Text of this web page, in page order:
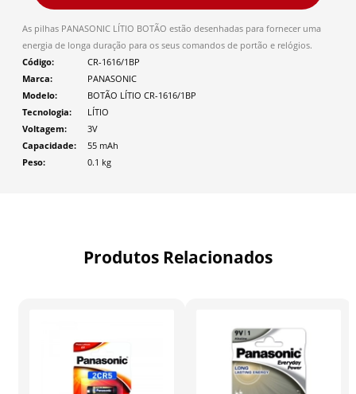
As pilhas PANASONIC LÍTIO BOTÃO estão desenhadas para fornecer uma
energia de longa duração para os seus comandos de portão e relógios.
Código
CR-1616/1BP
Marca
PANASONIC
Modelo
BOTÃO LÍTIO CR-1616/1BP
Tecnologia
LÍTIO
Voltagem
3V
Capacidade
55 mAh
Peso
0.1 kg
Produtos Relacionados